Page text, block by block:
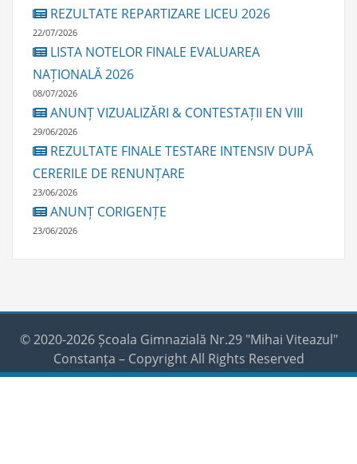
REZULTATE REPARTIZARE LICEU 2026
22/07/2026
LISTA NOTELOR FINALE EVALUAREA
NAȚIONALĂ 2026
08/07/2026
ANUNȚ VIZUALIZĂRI & CONTESTAȚII EN VIII
29/06/2026
REZULTATE FINALE TESTARE INTENSIV DUPĂ
CERERILE DE RENUNȚARE
23/06/2026
ANUNȚ CORIGENȚE
23/06/2026
© 2020-2026 Școala Gimnazială Nr.29 "Mihai Viteazul"
Constanța – Copyright All Rights Reserved